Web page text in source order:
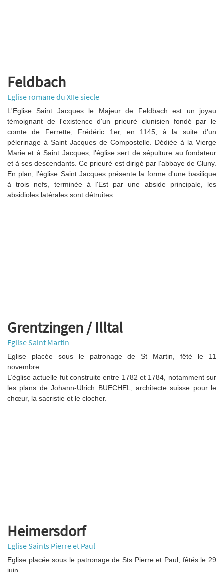
Feldbach
Eglise romane du XIIe siecle
L'Eglise Saint Jacques le Majeur de Feldbach est un joyau
témoignant de l'existence d'un prieuré clunisien fondé par le
comte de Ferrette, Frédéric 1er, en 1145, à la suite d'un
pèlerinage à Saint Jacques de Compostelle. Dédiée à la Vierge
Marie et à Saint Jacques, l'église sert de sépulture au fondateur
et à ses descendants. Ce prieuré est dirigé par l'abbaye de Cluny.
En plan, l'église Saint Jacques présente la forme d'une basilique
à trois nefs, terminée à l'Est par une abside principale, les
absidioles latérales sont détruites.
Grentzingen / Illtal
Eglise Saint Martin
Eglise placée sous le patronage de St Martin, fêté le 11
novembre.
L’église actuelle fut construite entre 1782 et 1784, notamment sur
les plans de Johann-Ulrich BUECHEL, architecte suisse pour le
chœur, la sacristie et le clocher.
Heimersdorf
Eglise Saints Pierre et Paul
Eglise placée sous le patronage de Sts Pierre et Paul, fêtés le 29